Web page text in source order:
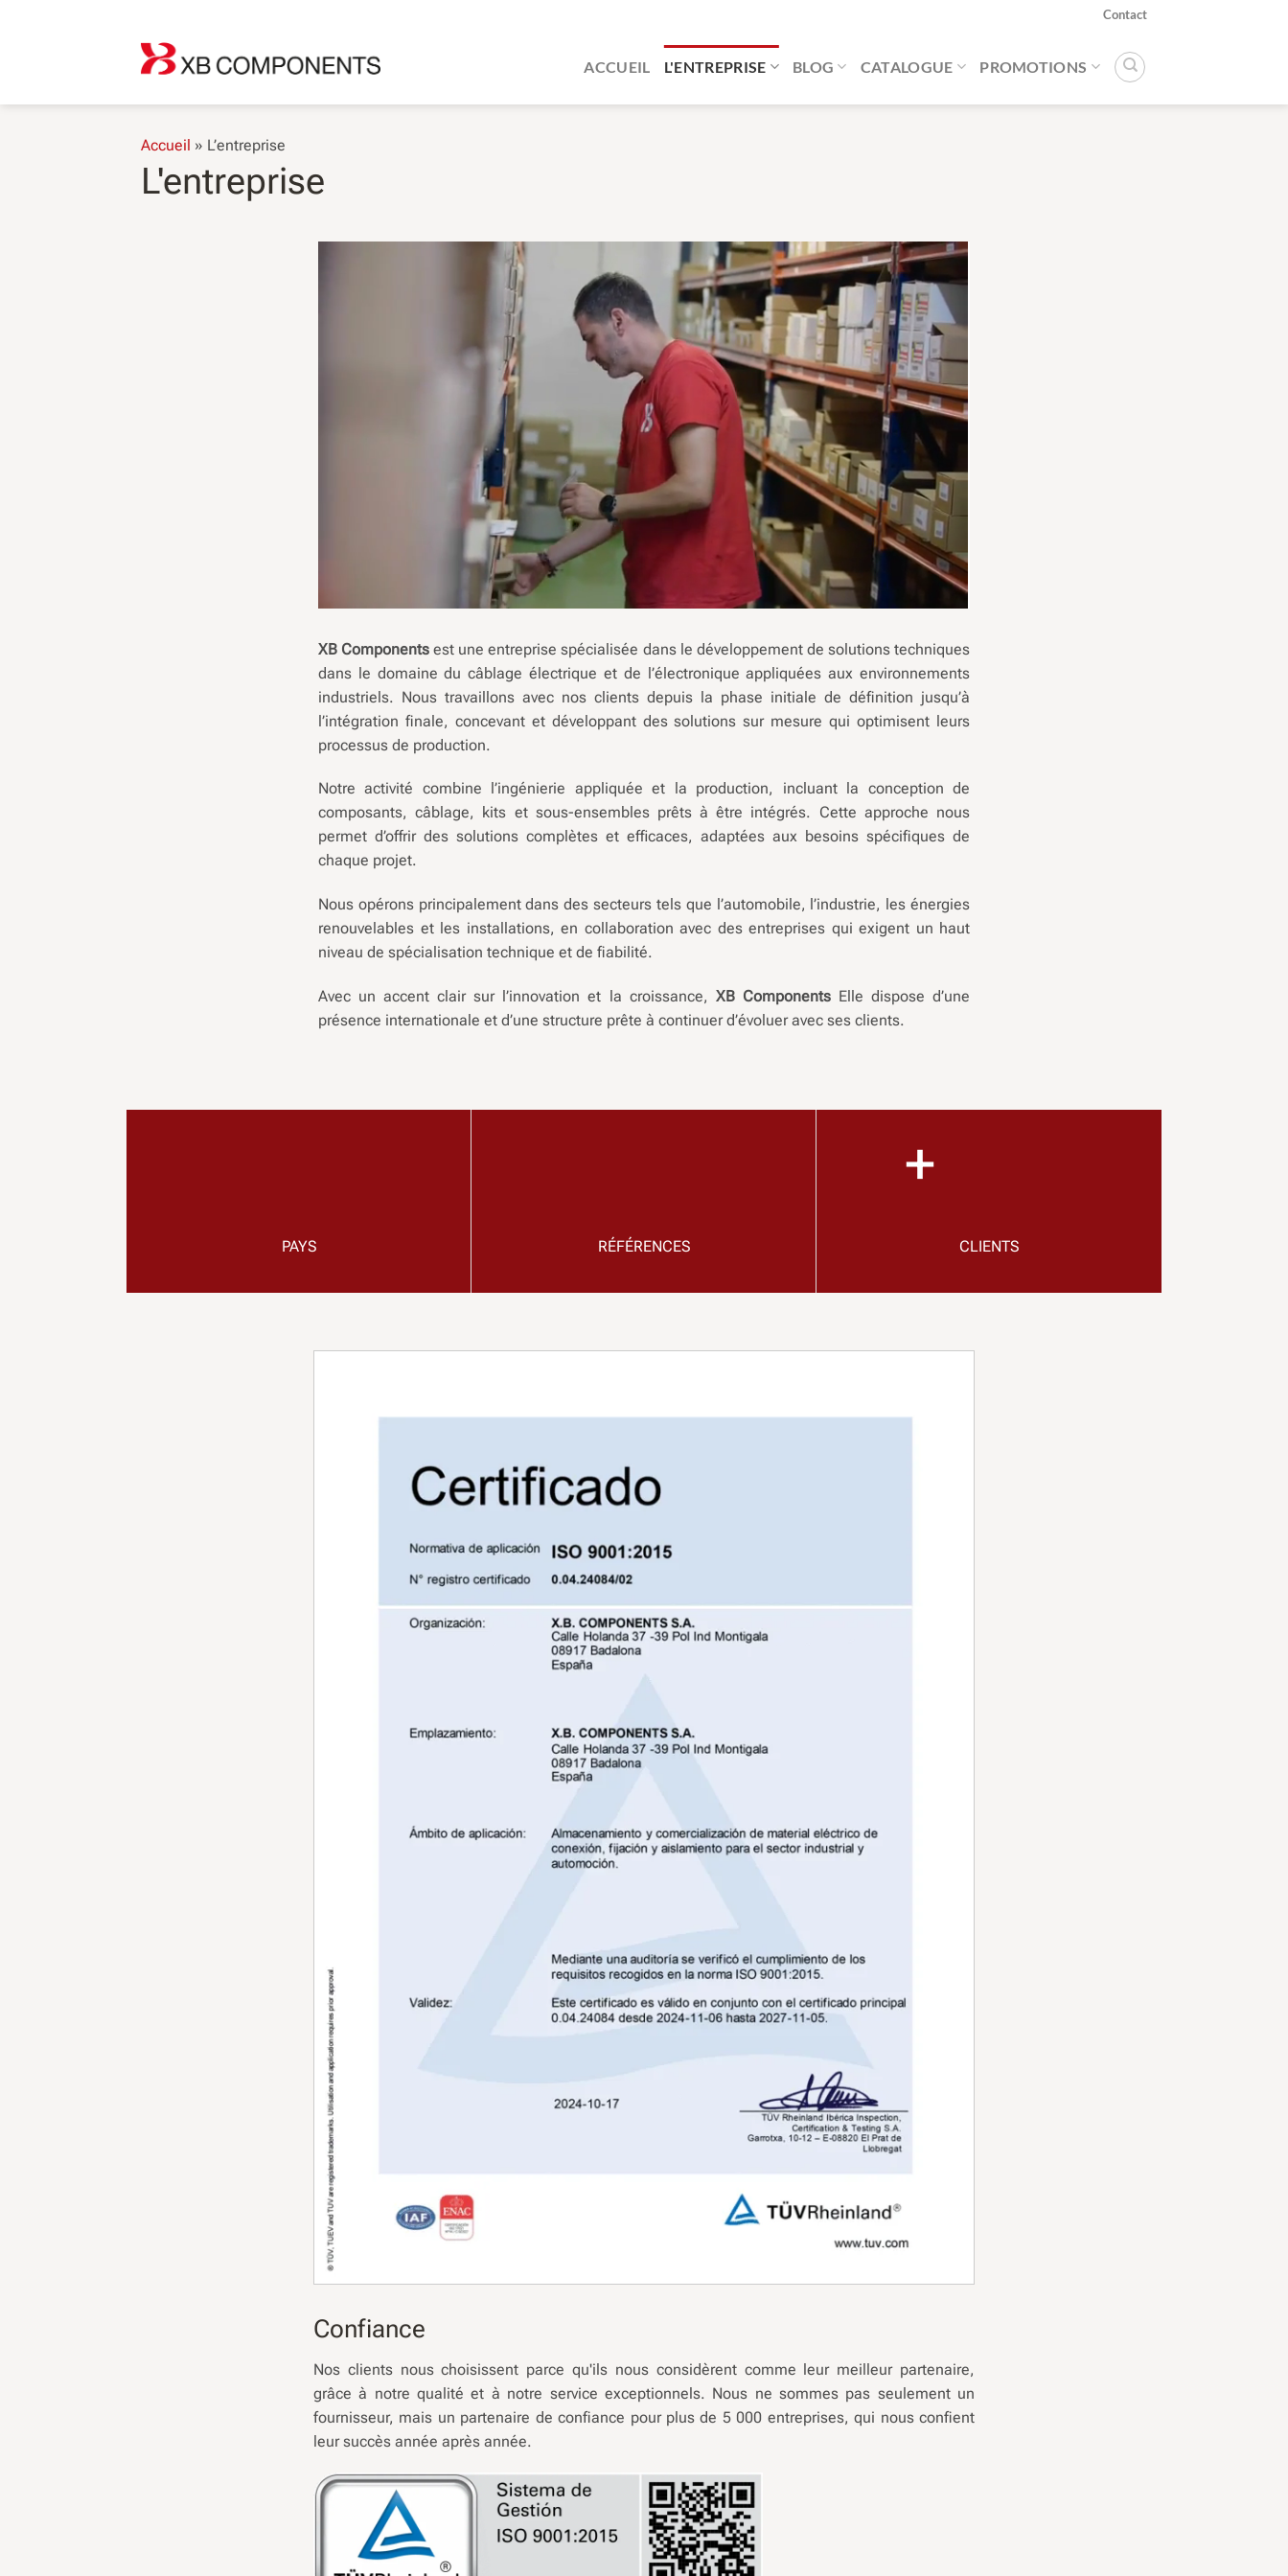
Contact
ACCUEIL L'ENTREPRISE BLOG CATALOGUE PROMOTIONS
Accueil » L’entreprise
L'entreprise
XB Components est une entreprise spécialisée dans le développement de solutions techniques
dans le domaine du câblage électrique et de l’électronique appliquées aux environnements
industriels. Nous travaillons avec nos clients depuis la phase initiale de définition jusqu’à
l’intégration finale, concevant et développant des solutions sur mesure qui optimisent leurs
processus de production.
Notre activité combine l’ingénierie appliquée et la production, incluant la conception de
composants, câblage, kits et sous-ensembles prêts à être intégrés. Cette approche nous
permet d’offrir des solutions complètes et efficaces, adaptées aux besoins spécifiques de
chaque projet.
Nous opérons principalement dans des secteurs tels que l’automobile, l’industrie, les énergies
renouvelables et les installations, en collaboration avec des entreprises qui exigent un haut
niveau de spécialisation technique et de fiabilité.
Avec un accent clair sur l’innovation et la croissance, XB ComponentsElle dispose d’une
présence internationale et d’une structure prête à continuer d’évoluer avec ses clients.
PAYS RÉFÉRENCES
+
CLIENTS
Confiance
Nos clients nous choisissent parce qu'ils nous considèrent comme leur meilleur partenaire,
grâce à notre qualité et à notre service exceptionnels. Nous ne sommes pas seulement un
fournisseur, mais un partenaire de confiance pour plus de 5 000 entreprises, qui nous confient
leur succès année après année.